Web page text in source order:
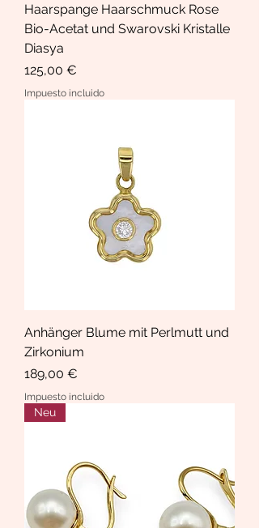
Haarspange Haarschmuck Rose
Bio-Acetat und Swarovski Kristalle
Diasya
Precio
125,00 €
Impuesto incluido
Anhänger Blume mit Perlmutt und
Zirkonium
Precio
189,00 €
Impuesto incluido
Neu